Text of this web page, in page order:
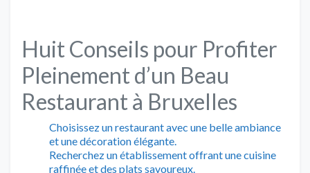
Huit Conseils pour Profiter
Pleinement d’un Beau
Restaurant à Bruxelles
Choisissez un restaurant avec une belle ambiance
et une décoration élégante.
Recherchez un établissement offrant une cuisine
raffinée et des plats savoureux.